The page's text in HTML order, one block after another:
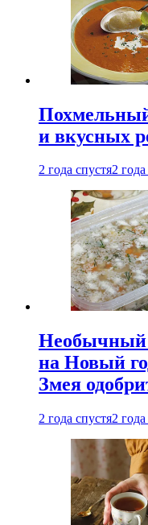
и вкусных
2 года спустя2
Необычный
на Новый
Змея
2 года спустя2